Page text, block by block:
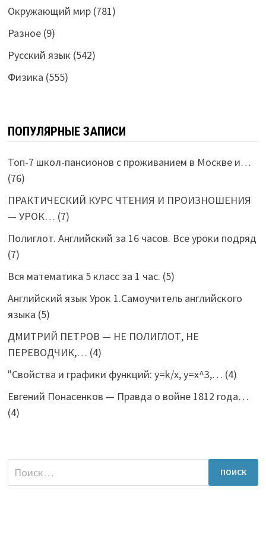
Окружающий мир(781)
Разное(9)
Русский язык (542)
Физика (555)
ПОПУЛЯРНЫЕ ЗАПИСИ
Топ-7 школ-пансионов с проживанием в Москве и…
(76)
ПРАКТИЧЕСКИЙ КУРС ЧТЕНИЯ И ПРОИЗНОШЕНИЯ
— УРОК… (7)
Полиглот. Английский за 16 часов. Все уроки подряд
(7)
Вся математика 5 класс за 1 час. (5)
Английский язык Урок 1.Самоучитель английского
языка (5)
ДМИТРИЙ ПЕТРОВ — НЕ ПОЛИГЛОТ, НЕ
ПЕРЕВОДЧИК,… (4)
"Свойства и графики функций: y=k/x, y=x^3,… (4)
Евгений Понасенков — Правда о войне 1812 года…
(4)
Найти: